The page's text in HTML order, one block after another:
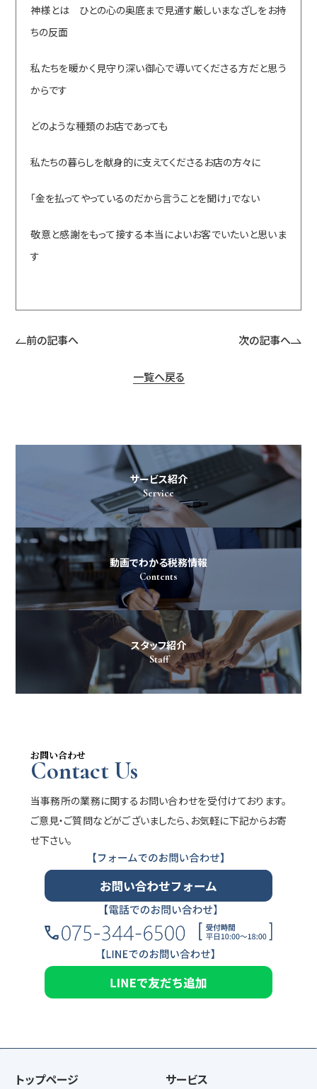
神様とは ひとの心の奥底まで見通す厳しいまなざしをお持
ちの反面
私たちを暖かく見守り深い御心で導いてくださる方だと思う
からです
どのような種類のお店であっても
私たちの暮らしを献身的に支えてくださるお店の方々に
「金を払ってやっているのだから言うことを聞け」でない
敬意と感謝をもって接する本当によいお客でいたいと思いま
す
前の記事へ 次の記事へ
一覧へ戻る
サービス紹介
Service
動画でわかる税務情報
Contents
スタッフ紹介
Staff
お問い合わせ
Contact Us
当事務所の業務に関するお問い合わせを受付けております。
ご意見・ご質問などがございましたら、お気軽に下記からお寄
せ下さい。
トップページ サービス